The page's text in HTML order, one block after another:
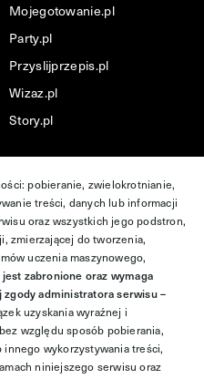
Mojegotowanie.pl
Party.pl
Przyslijprzepis.pl
Wizaz.pl
Story.pl
pobieranie, zwielokrotnianie,
treści, danych lub informacji
oraz wszystkich jego podstron,
zmierzającej do tworzenia,
uczenia maszynowego,
jest zabronione oraz wymaga
administratora serwisu –
uzyskania wyraźnej i
względu sposób pobierania,
wykorzystywania treści,
niniejszego serwisu oraz